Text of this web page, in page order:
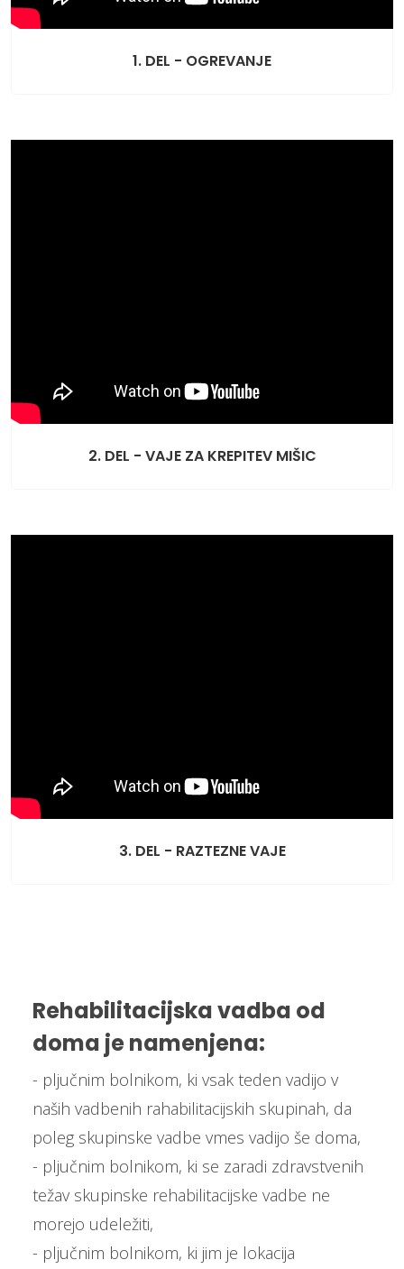
1. DEL - OGREVANJE
2. DEL - VAJE ZA KREPITEV MIŠIC
3. DEL - RAZTEZNE VAJE
Rehabilitacijska vadba od
doma je namenjena:
- pljučnim bolnikom, ki vsak teden vadijo v
naših vadbenih rahabilitacijskih skupinah, da
poleg skupinske vadbe vmes vadijo še doma,
- pljučnim bolnikom, ki se zaradi zdravstvenih
težav skupinske rehabilitacijske vadbe ne
morejo udeležiti,
- pljučnim bolnikom, ki jim je lokacija